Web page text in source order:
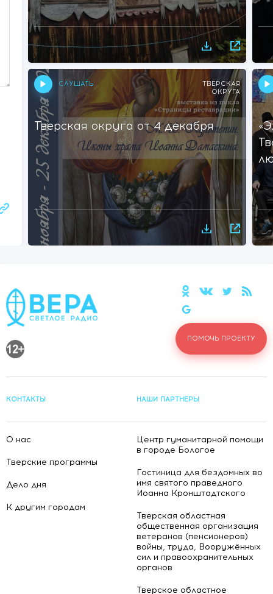
СЛУШАТЬ
ТВЕРСКАЯ
ОКРУГА
Тверская округа от 4 декабря
КОНТАКТЫ НАШИ ПАРТНЕРЫ
О нас
Тверские программы
Дело дня
К другим городам
Центр гуманитарной помощи
в городе Бологое
Гостиница для бездомных во
имя святого праведного
Иоанна Кронштадтского
Тверская областная
общественная организация
ветеранов (пенсионеров)
войны, труда, Вооружённых
сил и правоохранительных
органов
Тверское областное
ПОМОЧЬ ПРОЕКТУ